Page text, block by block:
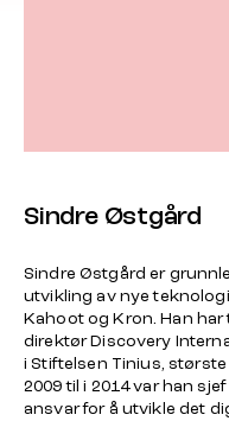
Sindre Østgård
Sindre Østgård er
utvikling av nye
Kahoot og Kron. Han
direktør Discovery
i Stiftelsen Tinius, største
2009 til i 2014 var han
ansvar for å utvikle det